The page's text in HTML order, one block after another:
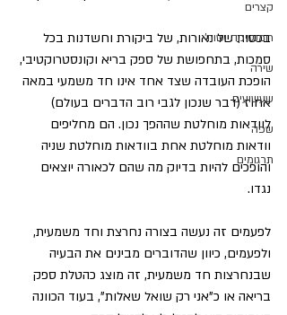
קצרים
רומנטיקה ושות'
שירה
שעשועים
שפה
תרגומים
בכסות של נאורות, של ביקורת וחשדנות בכל
סמכות, בתחפושת של ספק בריא וקונסטרוקטיבי,
הופכת העובדה שצד אחד אינו חד משמעי במאה
אחוז (דבר שנכון לגבי רוב הדברים בעולם)
לוודאות מוחלטת שההפך נכון. הם מחליפים
וודאות מוחלטת אחת בוודאות מוחלטת שניה
והופכים להיות בדיוק מה שהם לכאורה יוצאים
נגדו.
לפעמים זה נעשה בצורה נחרצת וחד משמעית,
ולפעמים, כיוון שהדוברים מבינים את הבעיה
שבנחרצות חד משמעית, זה מוצג כהטלת ספק
בריאה או כ"אני רק שואל שאלות", בעוד הכוונה